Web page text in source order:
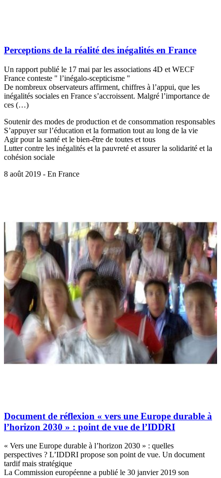
Perceptions de la réalité des inégalités en France
Un rapport publié le 17 mai par les associations 4D et WECF
France conteste " l’inégalo-scepticisme "
De nombreux observateurs affirment, chiffres à l’appui, que les
inégalités sociales en France s’accroissent. Malgré l’importance de
ces (…)
Soutenir des modes de production et de consommation responsables
S’appuyer sur l’éducation et la formation tout au long de la vie
Agir pour la santé et le bien-être de toutes et tous
Lutter contre les inégalités et la pauvreté et assurer la solidarité et la
cohésion sociale
8 août 2019 - En France
Document de réflexion « vers une Europe durable à
l’horizon 2030 » : point de vue de l’IDDRI
« Vers une Europe durable à l’horizon 2030 » : quelles
perspectives ? L’IDDRI propose son point de vue. Un document
tardif mais stratégique
La Commission européenne a publié le 30 janvier 2019 son